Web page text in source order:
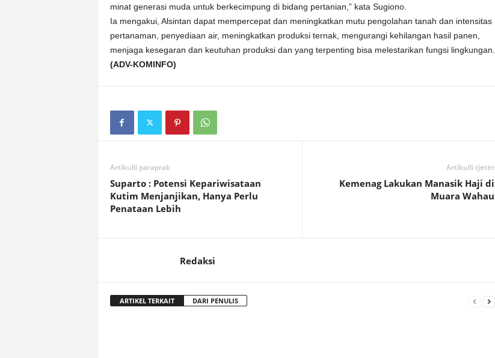
minat generasi muda untuk berkecimpung di bidang pertanian,” kata Sugiono.
Ia mengakui, Alsintan dapat mempercepat dan meningkatkan mutu pengolahan tanah dan intensitas
pertanaman, penyediaan air, meningkatkan produksi ternak, mengurangi kehilangan hasil panen,
menjaga kesegaran dan keutuhan produksi dan yang terpenting bisa melestarikan fungsi lingkungan.
(ADV-KOMINFO)
Artikulli paraprak
Suparto : Potensi Kepariwisataan
Kutim Menjanjikan, Hanya Perlu
Penataan Lebih
Artikulli tjetër
Kemenag Lakukan Manasik Haji di
Muara Wahau
Redaksi
ARTIKEL TERKAIT DARI PENULIS